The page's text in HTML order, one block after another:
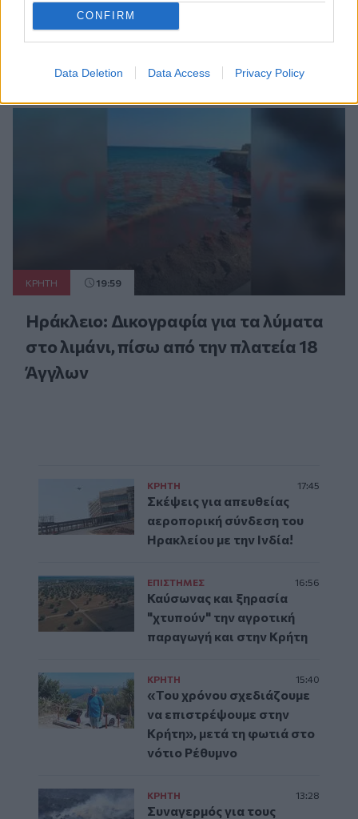
CONFIRM
Data Deletion Data Access Privacy Policy
Συνεχής ροή
ΚΡΗΤΗ 19:59
Ηράκλειο: Δικογραφία για τα λύματα
στο λιμάνι, πίσω από την πλατεία 18
Άγγλων
ΚΡΗΤΗ 17:45
Σκέψεις για απευθείας
αεροπορική σύνδεση του
Ηρακλείου με την Ινδία!
ΕΠΙΣΤΗΜΕΣ 16:56
Καύσωνας και ξηρασία
"χτυπούν" την αγροτική
παραγωγή και στην Κρήτη
ΚΡΗΤΗ 15:40
«Του χρόνου σχεδιάζουμε
να επιστρέψουμε στην
Κρήτη», μετά τη φωτιά στο
νότιο Ρέθυμνο
ΚΡΗΤΗ 13:28
Συναγερμός για τους